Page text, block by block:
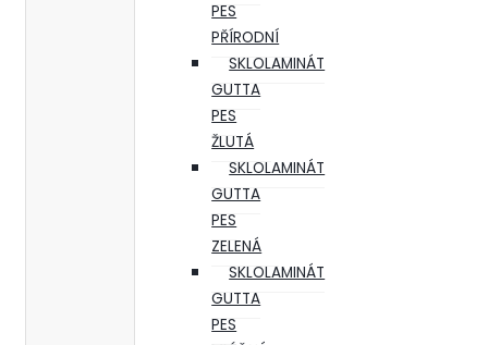
PES
PŘÍRODNÍ
SKLOLAMINÁT
GUTTA
PES
ŽLUTÁ
SKLOLAMINÁT
GUTTA
PES
ZELENÁ
SKLOLAMINÁT
GUTTA
PES